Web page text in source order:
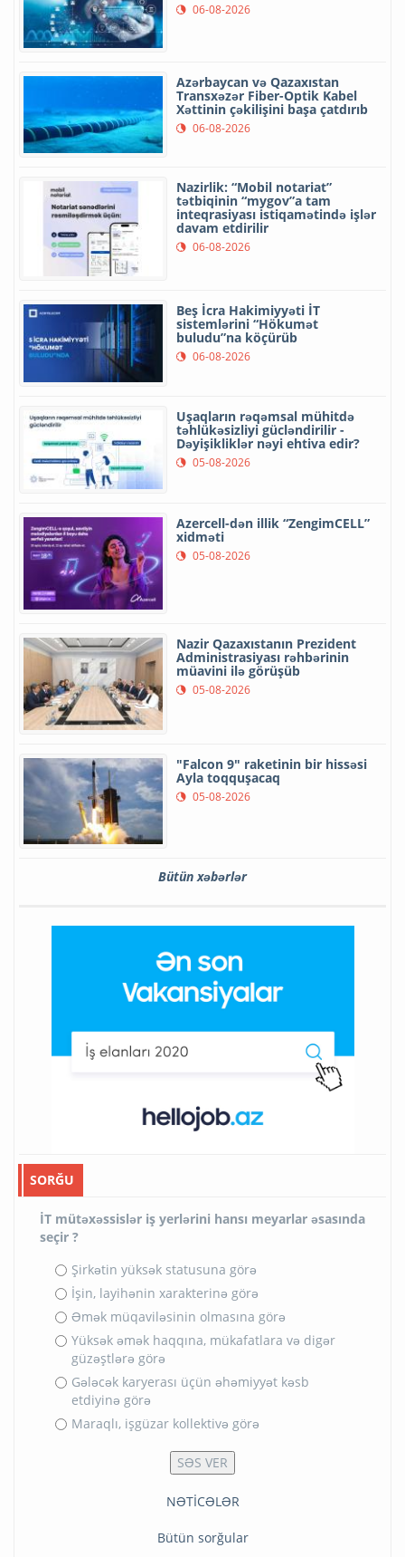
06-08-2026
Azərbaycan və Qazaxıstan
Transxəzər Fiber-Optik Kabel
Xəttinin çəkilişini başa çatdırıb
06-08-2026
Nazirlik: “Mobil notariat”
tətbiqinin “mygov”a tam
inteqrasiyası istiqamətində işlər
davam etdirilir
06-08-2026
Beş İcra Hakimiyyəti İT
sistemlərini “Hökumət
buludu”na köçürüb
06-08-2026
Uşaqların rəqəmsal mühitdə
təhlükəsizliyi gücləndirilir -
Dəyişikliklər nəyi ehtiva edir?
05-08-2026
Azercell-dən illik “ZengimCELL”
xidməti
05-08-2026
Nazir Qazaxıstanın Prezident
Administrasiyası rəhbərinin
müavini ilə görüşüb
05-08-2026
"Falcon 9" raketinin bir hissəsi
Ayla toqquşacaq
05-08-2026
Bütün xəbərlər
SORĞU
İT mütəxəssislər iş yerlərini hansı meyarlar əsasında
seçir ?
Şirkətin yüksək statusuna görə
İşin, layihənin xarakterinə görə
Əmək müqaviləsinin olmasına görə
Yüksək əmək haqqına, mükafatlara və digər
güzəştlərə görə
Gələcək karyerası üçün əhəmiyyət kəsb
etdiyinə görə
Maraqlı, işgüzar kollektivə görə
NƏTİCƏLƏR
Bütün sorğular